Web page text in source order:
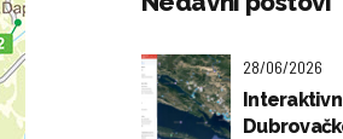
28/06/2026